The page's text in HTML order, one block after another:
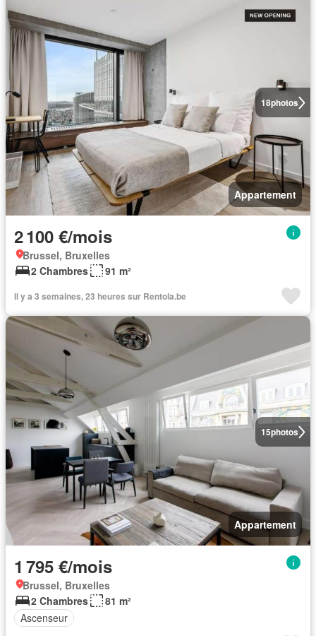
18photos
Appartement
2 100 €/mois
Brussel, Bruxelles
2 Chambres
91 m²
Il y a 3 semaines, 23 heures sur Rentola.be
15photos
Appartement
1 795 €/mois
Brussel, Bruxelles
2 Chambres
81 m²
Ascenseur